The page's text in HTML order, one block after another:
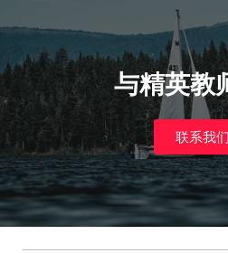
与精英教
联系我们